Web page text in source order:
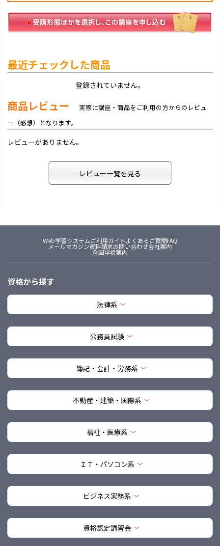
最近チェックした商品
登録されていません。
商品レビュー
実際に講座・商品をご利用の方からのレビュ
ー（感想）となります。
レビューがありません。
レビュー一覧を見る
Web学習システムご利用ガイドよくあるご質問FAQ
メールマガジン資料請求お問い合わせ会社案内
全国学校案内
資格から探す
法律系
公務員試験
簿記・会計・労務系
不動産・建築・国際系
福祉・医療系
ＩＴ・パソコン系
ビジネス実務系
資格認定講習会